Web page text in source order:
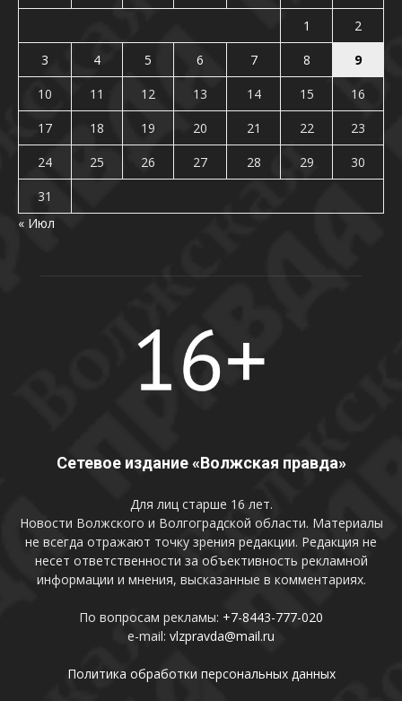
1
2
3
4 5 6 7 8
9
10
11 12 13 14 15
16
17
18 19 20 21 22
23
24
25 26 27 28 29
30
31
« Июл
Сетевое издание «Волжская правда»
Для лиц старше 16 лет.
Новости Волжского и Волгоградской области. Материалы
не всегда отражают точку зрения редакции. Редакция не
несет ответственности за объективность рекламной
информации и мнения, высказанные в комментариях.
По вопросам рекламы: +7-8443-777-020
e-mail: vlzpravda@mail.ru
Политика обработки персональных данных